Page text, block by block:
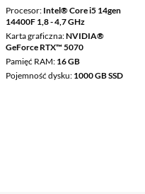
Procesor Intel® Core i5 14gen
14400F 1,8 - 4,7 GHz
Karta graficzna NVIDIA®
GeForce RTX™ 5070
Pamięć RAM 16 GB
Pojemność dysku 1000 GB SSD